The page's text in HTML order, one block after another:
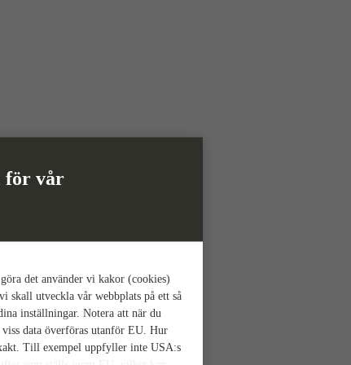
för vår
det använder vi kakor (cookies)
skall utveckla vår webbplats på ett så
inställningar. Notera att när du
data överföras utanför EU. Hur
Till exempel uppfyller inte USA:s